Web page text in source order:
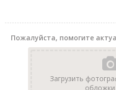
Пожалуйста, помогите
Загрузить
обложки